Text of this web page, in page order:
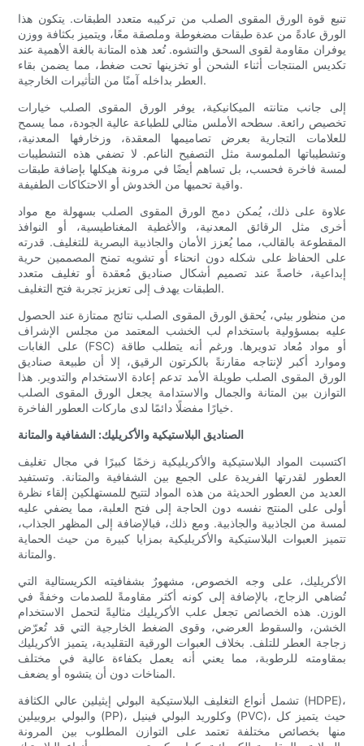
تنبع قوة الورق المقوى الصلب من تركيبه متعدد الطبقات. يتكون هذا
الورق عادةً من عدة طبقات مضغوطة وملصقة معًا، ويتميز بكثافة ووزن
يوفران مقاومة لقوى السحق والتشوه. تُعد هذه المتانة بالغة الأهمية عند
تكديس المنتجات أثناء الشحن أو تخزينها تحت ضغط، مما يضمن بقاء
العطر بداخله آمنًا من التأثيرات الخارجية.
إلى جانب متانته الميكانيكية، يوفر الورق المقوى الصلب خيارات
تخصيص رائعة. سطحه الأملس مثالي للطباعة عالية الجودة، مما يسمح
للعلامات التجارية بعرض تصاميمها المعقدة، وزخارفها المعدنية،
وتشطيباتها الملموسة مثل التصفيح الناعم. لا تضفي هذه التشطيبات
لمسة فاخرة فحسب، بل تساهم أيضًا في مرونة هيكلها بإضافة طبقات
واقية تحميها من الخدوش أو الاحتكاكات الطفيفة.
علاوة على ذلك، يُمكن دمج الورق المقوى الصلب بسهولة مع مواد
أخرى مثل الرقائق المعدنية، والأغطية المغناطيسية، أو النوافذ
المقطوعة بالقالب، مما يُعزز الأمان والجاذبية البصرية للتغليف. قدرته
على الحفاظ على شكله دون انحناء أو تشويه تمنح المصممين حرية
إبداعية، خاصةً عند تصميم أشكال صناديق مُعقدة أو تغليف متعدد
الطبقات يهدف إلى تعزيز تجربة فتح التغليف.
من منظور بيئي، يُحقق الورق المقوى الصلب نتائج ممتازة عند الحصول
عليه بمسؤولية باستخدام لب الخشب المعتمد من مجلس الإشراف
على الغابات (FSC) أو مواد مُعاد تدويرها. ورغم أنه يتطلب طاقة
وموارد أكبر لإنتاجه مقارنةً بالكرتون الرقيق، إلا أن طبيعة صناديق
الورق المقوى الصلب طويلة الأمد تدعم إعادة الاستخدام والتدوير. هذا
التوازن بين المتانة والجمال والاستدامة يجعل الورق المقوى الصلب
خيارًا مفضلًا دائمًا لدى ماركات العطور الفاخرة.
الصناديق البلاستيكية والأكريليك: الشفافية والمتانة
اكتسبت المواد البلاستيكية والأكريليكية زخمًا كبيرًا في مجال تغليف
العطور لقدرتها الفريدة على الجمع بين الشفافية والمتانة. وتستفيد
العديد من العطور الحديثة من هذه المواد لتتيح للمستهلكين إلقاء نظرة
أولى على المنتج نفسه دون الحاجة إلى فتح العلبة، مما يضفي عليه
لمسة من الجاذبية والجاذبية. ومع ذلك، فبالإضافة إلى المظهر الجذاب،
تتميز العبوات البلاستيكية والأكريليكية بمزايا كبيرة من حيث الحماية
والمتانة.
الأكريليك، على وجه الخصوص، مشهورٌ بشفافيته الكريستالية التي
تُضاهي الزجاج، بالإضافة إلى كونه أكثر مقاومةً للصدمات وخفةً في
الوزن. هذه الخصائص تجعل علب الأكريليك مثاليةً لتحمل الاستخدام
الخشن، والسقوط العرضي، وقوى الضغط الخارجية التي قد تُعرّض
زجاجة العطر للتلف. بخلاف العبوات الورقية التقليدية، يتميز الأكريليك
بمقاومته للرطوبة، مما يعني أنه يعمل بكفاءة عالية في مختلف
المناخات دون أن يتشوه أو يضعف.
تشمل أنواع التغليف البلاستيكية البولي إيثيلين عالي الكثافة (HDPE)،
والبولي بروبيلين (PP)، وكلوريد البولي فينيل (PVC)، حيث يتميز كل
منها بخصائص مختلفة تعتمد على التوازن المطلوب بين المرونة